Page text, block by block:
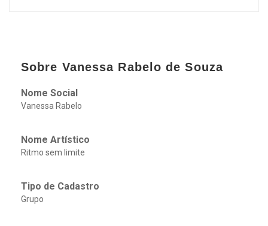
Sobre Vanessa Rabelo de Souza
Nome Social
Vanessa Rabelo
Nome Artístico
Ritmo sem limite
Tipo de Cadastro
Grupo